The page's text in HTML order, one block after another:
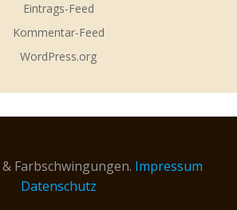
Eintrags-Feed
Kommentar-Feed
WordPress.org
Farbschwingungen. Impressum
Datenschutz